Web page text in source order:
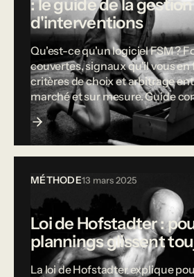
: le guide de la gestion
d'interventions
Qu'est-ce qu'un logiciel FSM ?
couvertes, signaux qu'il vous en
critères de choix et arbitrage
marché et sur mesure. Guide
MÉTHODE13 mars 2025
Loi de Hofstadter :
plannings glissent
La loi de Hofstadter explique